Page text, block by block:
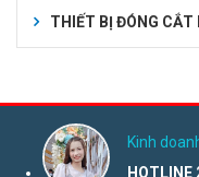
THIẾT BỊ ĐÓNG CẮT
Kinh
HOTLINE